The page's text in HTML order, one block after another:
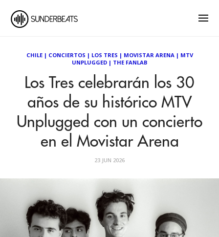
CHILE| CONCIERTOS | LOS TRES | MOVISTAR ARENA| MTV
UNPLUGGED| THE FANLAB
Los Tres celebrarán los 30
años de su histórico MTV
Unplugged con un concierto
en el Movistar Arena
23 JUN 2026